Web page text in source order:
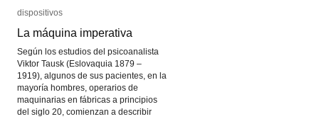
dispositivos
La máquina imperativa
Según los estudios del psicoanalista
Viktor Tausk (Eslovaquia 1879 –
1919), algunos de sus pacientes, en la
mayoría hombres, operarios de
maquinarias en fábricas a principios
del siglo 20, comienzan a describir
dispositivos
La máquina imperativa